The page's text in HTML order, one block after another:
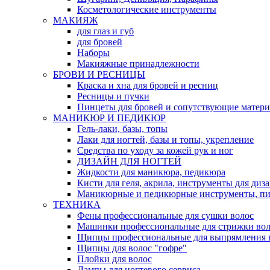
Косметологические инструменты
МАКИЯЖ
для глаз и губ
для бровей
Наборы
Макияжные принадлежности
БРОВИ И РЕСНИЦЫ
Краска и хна для бровей и ресниц
Ресницы и пучки
Пинцеты для бровей и сопутствующие
МАНИКЮР И ПЕДИКЮР
Гель-лаки, базы, топы
Лаки для ногтей, базы и топы, укрепление
Средства по уходу за кожей рук и ног
ДИЗАЙН ДЛЯ НОГТЕЙ
Жидкости для маникюра, педикюра
Кисти для геля, акрила, инструменты для
Маникюрные и педикюрные инструменты,
ТЕХНИКА
Фены профессиональные для сушки волос
Машинки профессиональные для стрижки
Щипцы профессиональные для выпрямления
Щипцы для волос "гофре"
Плойки для волос